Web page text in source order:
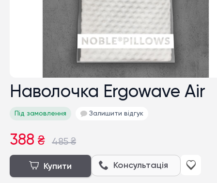
Наволочка Ergowave Air
Під замовлення Залишити відгук
388 ₴ 485₴
Купити Консультація